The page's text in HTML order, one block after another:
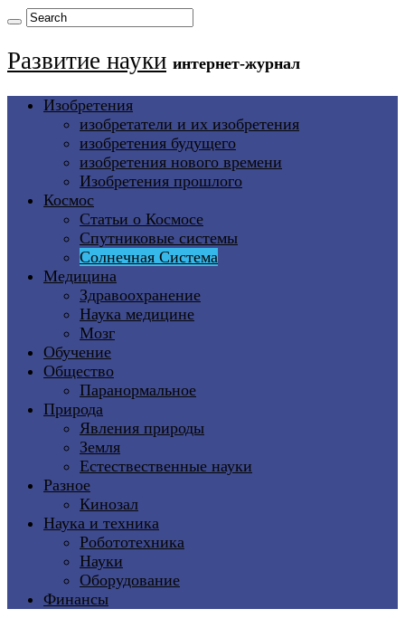
Развитие науки интернет-журнал
Изобретения
изобретатели и их изобретения
изобретения будущего
изобретения нового времени
Изобретения прошлого
Космос
Статьи о Космосе
Спутниковые системы
Солнечная Система
Медицина
Здравоохранение
Наука медицине
Мозг
Обучение
Общество
Паранормальное
Природа
Явления природы
Земля
Естествественные науки
Разное
Кинозал
Наука и техника
Робототехника
Науки
Оборудование
Финансы